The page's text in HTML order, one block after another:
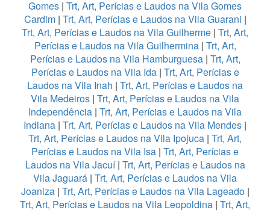
Gomes | Trt, Art, Perícias e Laudos na Vila Gomes
Cardim| Trt, Art, Perícias e Laudos na Vila Guarani |
Trt, Art, Perícias e Laudos na Vila Guilherme | Trt, Art,
Perícias e Laudos na Vila Guilhermina| Trt, Art,
Perícias e Laudos na Vila Hamburguesa| Trt, Art,
Perícias e Laudos na Vila Ida| Trt, Art, Perícias e
Laudos na Vila Inah | Trt, Art, Perícias e Laudos na
Vila Medeiros | Trt, Art, Perícias e Laudos na Vila
Independência | Trt, Art, Perícias e Laudos na Vila
Indiana | Trt, Art, Perícias e Laudos na Vila Mendes |
Trt, Art, Perícias e Laudos na Vila Ipojuca | Trt, Art,
Perícias e Laudos na Vila Isa | Trt, Art, Perícias e
Laudos na Vila Jacuí| Trt, Art, Perícias e Laudos na
Vila Jaguará | Trt, Art, Perícias e Laudos na Vila
Joaniza| Trt, Art, Perícias e Laudos na Vila Lageado|
Trt, Art, Perícias e Laudos na Vila Leopoldina | Trt, Art,